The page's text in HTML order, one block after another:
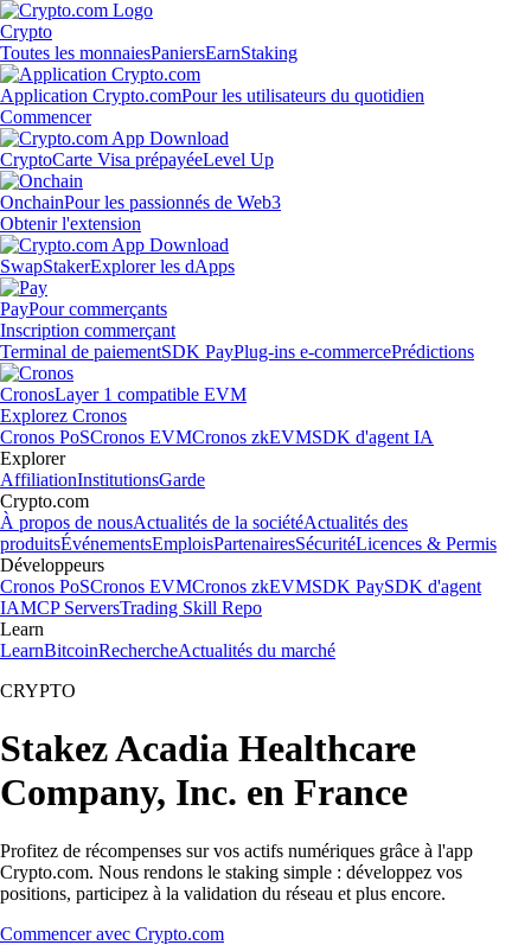
Crypto
Toutes les monnaiesPaniersEarnStaking
Application Crypto.comPour les utilisateurs du quotidien
Commencer
CryptoCarte Visa prépayéeLevel Up
OnchainPour les passionnés de Web3
Obtenir l'extension
SwapStakerExplorer les dApps
PayPour commerçants
Inscription commerçant
Terminal de paiementSDK PayPlug-ins e-commercePrédictions
CronosLayer 1 compatible EVM
Explorez Cronos
Cronos PoSCronos EVMCronos zkEVMSDK d'agent IA
Explorer
AffiliationInstitutionsGarde
Crypto.com
À propos de nousActualités de la sociétéActualités des
produitsÉvénementsEmploisPartenairesSécuritéLicences & Permis
Développeurs
Cronos PoSCronos EVMCronos zkEVMSDK PaySDK d'agent
IAMCP ServersTrading Skill Repo
Learn
LearnBitcoinRechercheActualités du marché
CRYPTO
Stakez Acadia Healthcare
Company, Inc. en France
Profitez de récompenses sur vos actifs numériques grâce à l'app
Crypto.com. Nous rendons le staking simple : développez vos
positions, participez à la validation du réseau et plus encore.
Commencer avec Crypto.com